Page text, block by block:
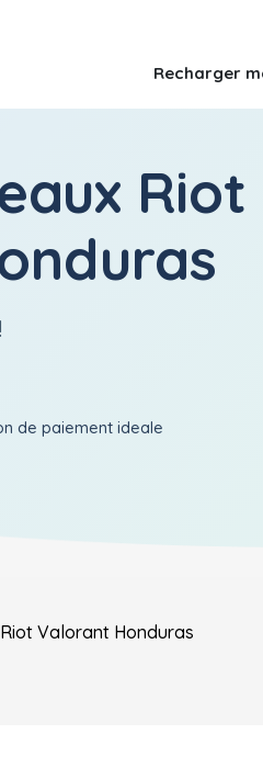
Recharger
Riot
de paiement ideale
Riot Valorant Honduras